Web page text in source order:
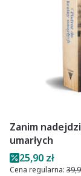
Zanim
umarłych
Cena
25,90 zł
Cena regularna: